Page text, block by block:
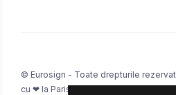
© Eurosign - Toate drepturile
cu ❤ la Paris